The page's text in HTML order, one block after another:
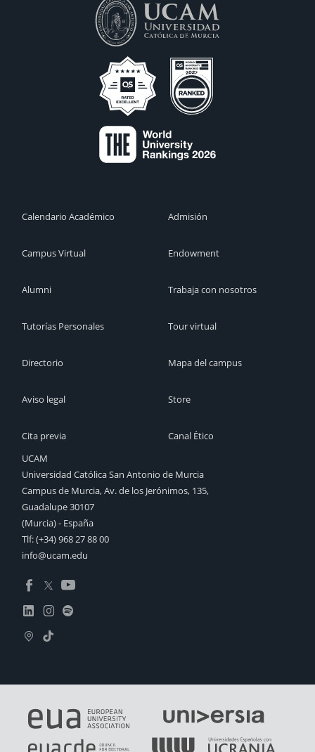
Calendario Académico
Campus Virtual
Alumni
Tutorías Personales
Directorio
Aviso legal
Cita previa
Admisión
Endowment
Trabaja con nosotros
Tour virtual
Mapa del campus
Store
Canal Ético
UCAM
Universidad Católica San Antonio de Murcia
Campus de Murcia, Av. de los Jerónimos, 135,
Guadalupe 30107
(Murcia) - España
Tlf:(+34) 968 27 88 00
info@ucam.edu